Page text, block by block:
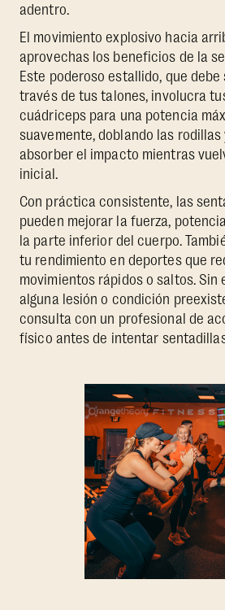
adentro.
El movimiento explosivo hacia
aprovechas los beneficios de la
Este poderoso estallido, que debe
través de tus talones, involucra
cuádriceps para una potencia
suavemente, doblando las
absorber el impacto mientras
inicial.
Con práctica consistente, las
pueden mejorar la fuerza,
la parte inferior del cuerpo.
tu rendimiento en deportes que
movimientos rápidos o saltos. Sin
alguna lesión o condición
consulta con un profesional de
físico antes de intentar